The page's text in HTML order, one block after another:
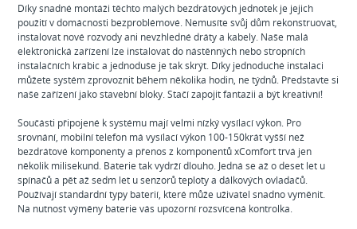
Díky snadné montáži těchto malých bezdrátových jednotek je jejich
použití v domácnosti bezproblémové. Nemusíte svůj dům rekonstruovat,
instalovat nové rozvody ani nevzhledné dráty a kabely. Naše malá
elektronická zařízení lze instalovat do nástěnných nebo stropních
instalačních krabic a jednoduše je tak skrýt. Díky jednoduché instalaci
můžete systém zprovoznit během několika hodin, ne týdnů. Představte si
naše zařízení jako stavební bloky. Stačí zapojit fantazii a být kreativní!
Součásti připojené k systému mají velmi nízký vysílací výkon. Pro
srovnání, mobilní telefon má vysílací výkon 100-150krát vyšší než
bezdrátové komponenty a přenos z komponentů xComfort trvá jen
několik milisekund. Baterie tak vydrží dlouho. Jedná se až o deset let u
spínačů a pět až sedm let u senzorů teploty a dálkových ovladačů.
Používají standardní typy baterií, které může uživatel snadno vyměnit.
Na nutnost výměny baterie vás upozorní rozsvícená kontrolka.